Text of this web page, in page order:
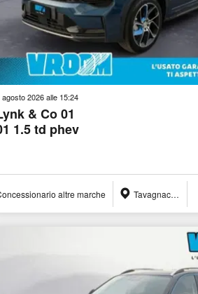
agosto 2026 alle 15:24
& Co 01
1.5 td phev
altre marche Tavagnacco (UD)